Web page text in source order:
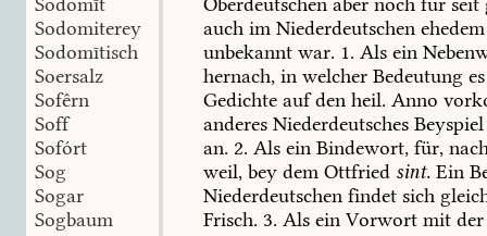
Sodomiterey
Sodomītisch
Soersalz
Sofêrn
Soff
Sofórt
Sog
Sogar
Sogbaum
auch im Niederdeutschen ehedem
unbekannt war. 1. Als ein
hernach, in welcher Bedeutung es
Gedichte aufden heil. Anno
anderes Niederdeutsches Beyspiel
an. 2. Als ein Bindewort, für,
weil, bey dem Ottfried sint. Ein
Niederdeutschen findet sich
Frisch. 3. Als ein Vorwort mit der